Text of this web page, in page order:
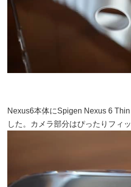
Nexus6本体にSpigen Nexus 6
した。カメラ部分はぴったりフィ